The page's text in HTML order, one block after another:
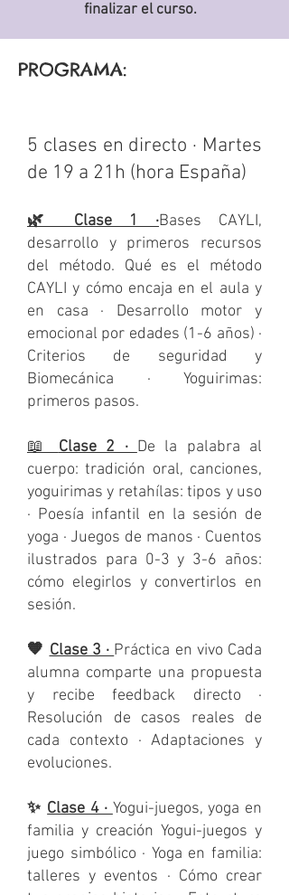
finalizar el curso.
PROGRAMA:
5 clases en directo · Martes
de 19 a 21h (hora España)
🌿 Clase 1 ·Bases CAYLI,
desarrollo y primeros recursos
del método. Qué es el método
CAYLI y cómo encaja en el aula y
en casa · Desarrollo motor y
emocional por edades (1-6 años) ·
Criterios de seguridad y
Biomecánica · Yoguirimas:
primeros pasos.
📖Clase 2 ·De la palabra al
cuerpo: tradición oral, canciones,
yoguirimas y retahílas: tipos y uso
· Poesía infantil en la sesión de
yoga · Juegos de manos · Cuentos
ilustrados para 0-3 y 3-6 años:
cómo elegirlos y convertirlos en
sesión.
🧡Clase 3 ·Práctica en vivo Cada
alumna comparte una propuesta
y recibe feedback directo ·
Resolución de casos reales de
cada contexto · Adaptaciones y
evoluciones.
✨Clase 4 ·Yogui-juegos, yoga en
familia y creación Yogui-juegos y
juego simbólico · Yoga en familia:
talleres y eventos · Cómo crear